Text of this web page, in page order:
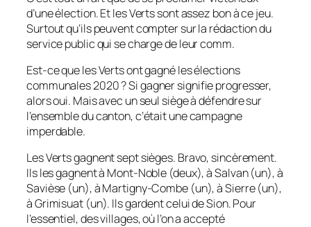
d’une élection. Et les Verts sont assez bon à ce jeu.
Surtout qu’ils peuvent compter sur la rédaction du
service public qui se charge de leur comm.
Est-ce que les Verts ont gagné les élections
communales 2020 ? Si gagner signifie progresser,
alors oui. Mais avec un seul siège à défendre sur
l’ensemble du canton, c’était une campagne
imperdable.
Les Verts gagnent sept sièges. Bravo, sincèrement.
Ils les gagnent à Mont-Noble (deux), à Salvan (un), à
Savièse (un), à Martigny-Combe (un), à Sierre (un),
à Grimisuat (un). Ils gardent celui de Sion. Pour
l’essentiel, des villages, où l’on a accepté